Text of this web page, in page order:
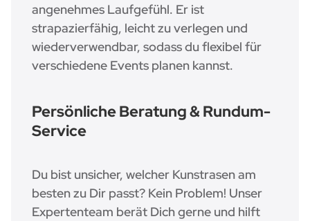
angenehmes Laufgefühl. Er ist
strapazierfähig, leicht zu verlegen und
wiederverwendbar, sodass du flexibel für
verschiedene Events planen kannst.
Persönliche Beratung & Rundum-
Service
Du bist unsicher, welcher Kunstrasen am
besten zu Dir passt? Kein Problem! Unser
Expertenteam berät Dich gerne und hilft